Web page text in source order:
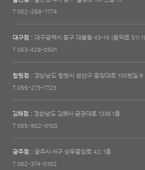
T 052-268-7774
대구점 : 대구광역시 중구 대봉동 43-14 (동덕로 51) 1
T 053-428-0501
창원점 : 경상남도 창원시 성산구 중앙대로 100번길 9
T 055-273-7723
김해점 : 경상남도 김해시 금관대로 1338 1층
T 055-902-0103
광주점 : 광주시 서구 상무중앙로 42, 1층
T 062-374-0102